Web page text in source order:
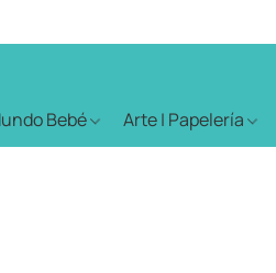
Bebé Arte | Papelería